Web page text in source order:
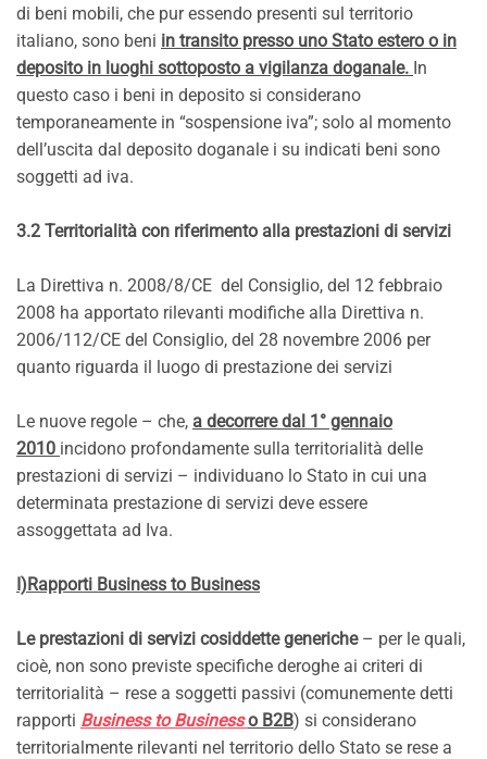
di beni mobili, che pur essendo presenti sul territorio
italiano, sono beni in transito presso uno Stato estero o in
deposito in luoghi sottoposto a vigilanza doganale. In
questo caso i beni in deposito si considerano
temporaneamente in “sospensione iva”; solo al momento
dell’uscita dal deposito doganale i su indicati beni sono
soggetti ad iva.
3.2 Territorialità con riferimento alla prestazioni di servizi
La Direttiva n. 2008/8/CE del Consiglio, del 12 febbraio
2008 ha apportato rilevanti modifiche alla Direttiva n.
2006/112/CE del Consiglio, del 28 novembre 2006 per
quanto riguarda il luogo di prestazione dei servizi
Le nuove regole – che, a decorrere dal 1° gennaio
2010 incidono profondamente sulla territorialità delle
prestazioni di servizi – individuano lo Stato in cui una
determinata prestazione di servizi deve essere
assoggettata ad Iva.
I)Rapporti Business to Business
Le prestazioni di servizi cosiddette generiche– per le quali,
cioè, non sono previste specifiche deroghe ai criteri di
territorialità – rese a soggetti passivi (comunemente detti
rapporti Business to Businesso B2B) si considerano
territorialmente rilevanti nel territorio dello Stato se rese a